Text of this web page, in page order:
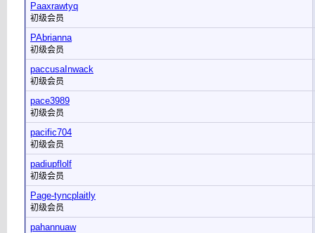
Paaxrawtyq
初级会员
PAbrianna
初级会员
paccusaInwack
初级会员
pace3989
初级会员
pacific704
初级会员
padiupflolf
初级会员
Page-tyncplaitly
初级会员
pahannuaw